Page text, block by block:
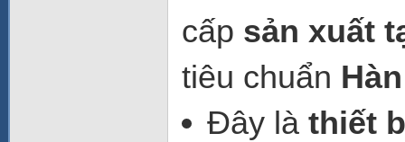
cấp sản xuất
tiêu chuẩn
Đây là thiết